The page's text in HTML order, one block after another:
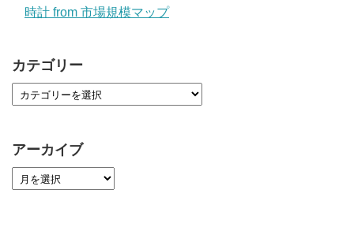
時計 from 市場規模マップ
カテゴリー
アーカイブ